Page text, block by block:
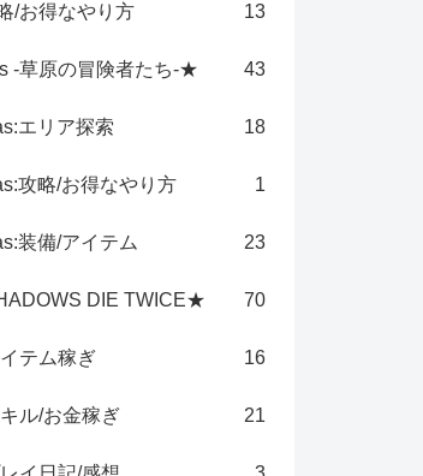
/お得なやり方 13
-草原の冒険者たち-★ 43
エリア探索 18
攻略/お得なやり方 1
装備/アイテム 23
DIE TWICE★ 70
テム稼ぎ 16
ル/お金稼ぎ 21